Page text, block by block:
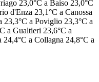
23,0°C a Baiso 23,0°C
d'Enza 23,1°C a Canossa
23,3°C a Poviglio 23,3°C a
a Gualtieri 23,6°C a
a Collagna 24,8°C a